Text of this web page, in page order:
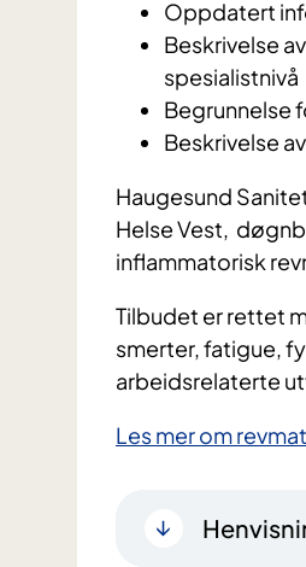
Oppdatert
Beskrivelse
spesialistnivå
Begrunnelse
Beskrivelse
Haugesund
Helse Vest,
inflammatorisk
Tilbudet er rettet
smerter, fatigue,
arbeidsrelaterte
Les mer om